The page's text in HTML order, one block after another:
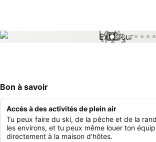
1 / 8
Bon à savoir
Accès à des activités de plein air
Tu peux faire du ski, de la pêche et de la
les environs, et tu peux même louer ton
directement à la maison d'hôtes.